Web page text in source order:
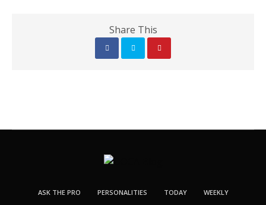
Share This
ASK THE PRO PERSONALITIES TODAY
WEEKLY